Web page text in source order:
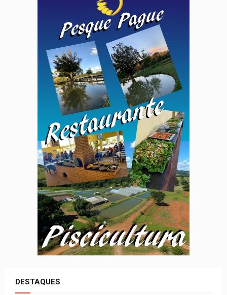
DESTAQUES